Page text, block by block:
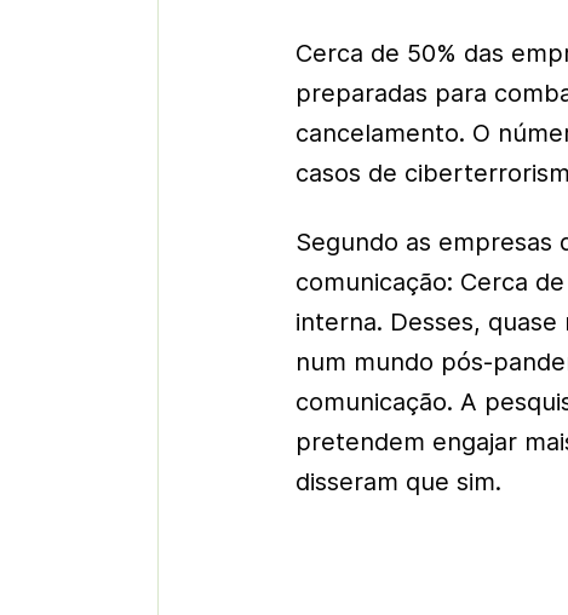
Cerca de 50% das
preparadas para
cancelamento. O
casos de
Segundo as empresas
comunicação: Cerca
interna. Desses,
num mundo pós-
comunicação. A
pretendem engajar
disseram que sim.